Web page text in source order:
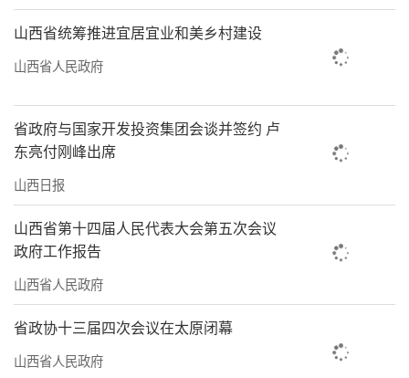
责任编辑：何剑
山西省统筹推进宜居宜业和美乡村建设
山西省人民政府
省政府与国家开发投资集团会谈并签约 卢
东亮付刚峰出席
山西日报
山西省第十四届人民代表大会第五次会议
政府工作报告
山西省人民政府
省政协十三届四次会议在太原闭幕
山西省人民政府